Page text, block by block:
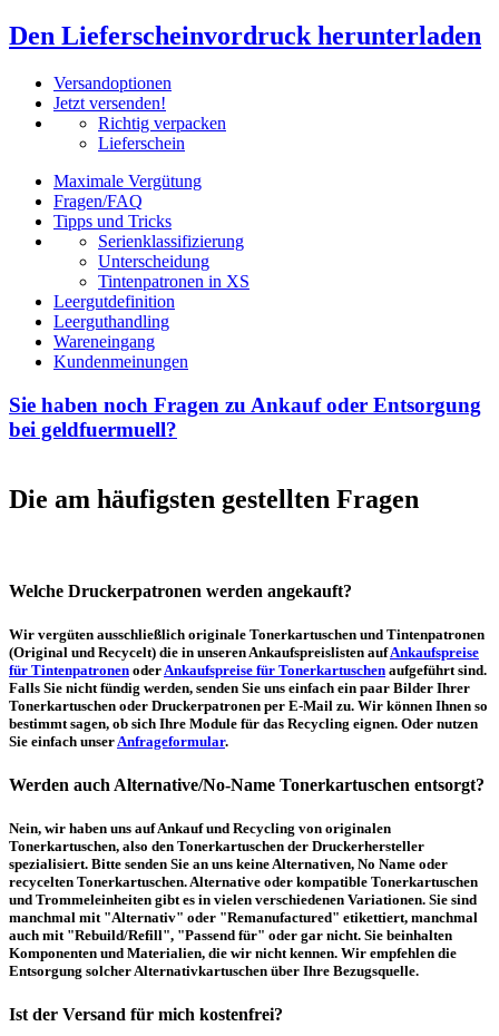
Den Lieferscheinvordruck herunterladen
Versandoptionen
Jetzt versenden!
Richtig verpacken
Lieferschein
Maximale Vergütung
Fragen/FAQ
Tipps und Tricks
Serienklassifizierung
Unterscheidung
Tintenpatronen in XS
Leergutdefinition
Leerguthandling
Wareneingang
Kundenmeinungen
Sie haben noch Fragen zu Ankauf oder Entsorgung
bei geldfuermuell?
Die am häufigsten gestellten Fragen
Welche Druckerpatronen werden angekauft?
Wir vergüten ausschließlich originale Tonerkartuschen und Tintenpatronen
(Original und Recycelt) die in unseren Ankaufspreislisten aufAnkaufspreise
für Tintenpatronen oder Ankaufspreise für Tonerkartuschen aufgeführt sind.
Falls Sie nicht fündig werden, senden Sie uns einfach ein paar Bilder Ihrer
Tonerkartuschen oder Druckerpatronen per E-Mail zu. Wir können Ihnen so
bestimmt sagen, ob sich Ihre Module für das Recycling eignen. Oder nutzen
Sie einfach unser Anfrageformular.
Werden auch Alternative/No-Name Tonerkartuschen entsorgt?
Nein, wir haben uns auf Ankauf und Recycling von originalen
Tonerkartuschen, also den Tonerkartuschen der Druckerhersteller
spezialisiert. Bitte senden Sie an uns keine Alternativen, No Name oder
recycelten Tonerkartuschen. Alternative oder kompatible Tonerkartuschen
und Trommeleinheiten gibt es in vielen verschiedenen Variationen. Sie sind
manchmal mit "Alternativ" oder "Remanufactured" etikettiert, manchmal
auch mit "Rebuild/Refill", "Passend für" oder gar nicht. Sie beinhalten
Komponenten und Materialien, die wir nicht kennen. Wir empfehlen die
Entsorgung solcher Alternativkartuschen über Ihre Bezugsquelle.
Ist der Versand für mich kostenfrei?